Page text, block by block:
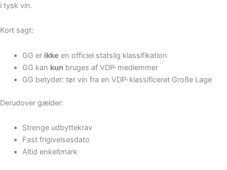
i tysk vin.
Kort sagt:
GG er ikke en officiel statslig klassifikation
GG kan kunbruges af VDP-medlemmer
GG betyder: tør vin fra en VDP-klassificeret Große Lage
Derudover gælder:
Strenge udbyttekrav
Fast frigivelsesdato
Altid enkeltmark